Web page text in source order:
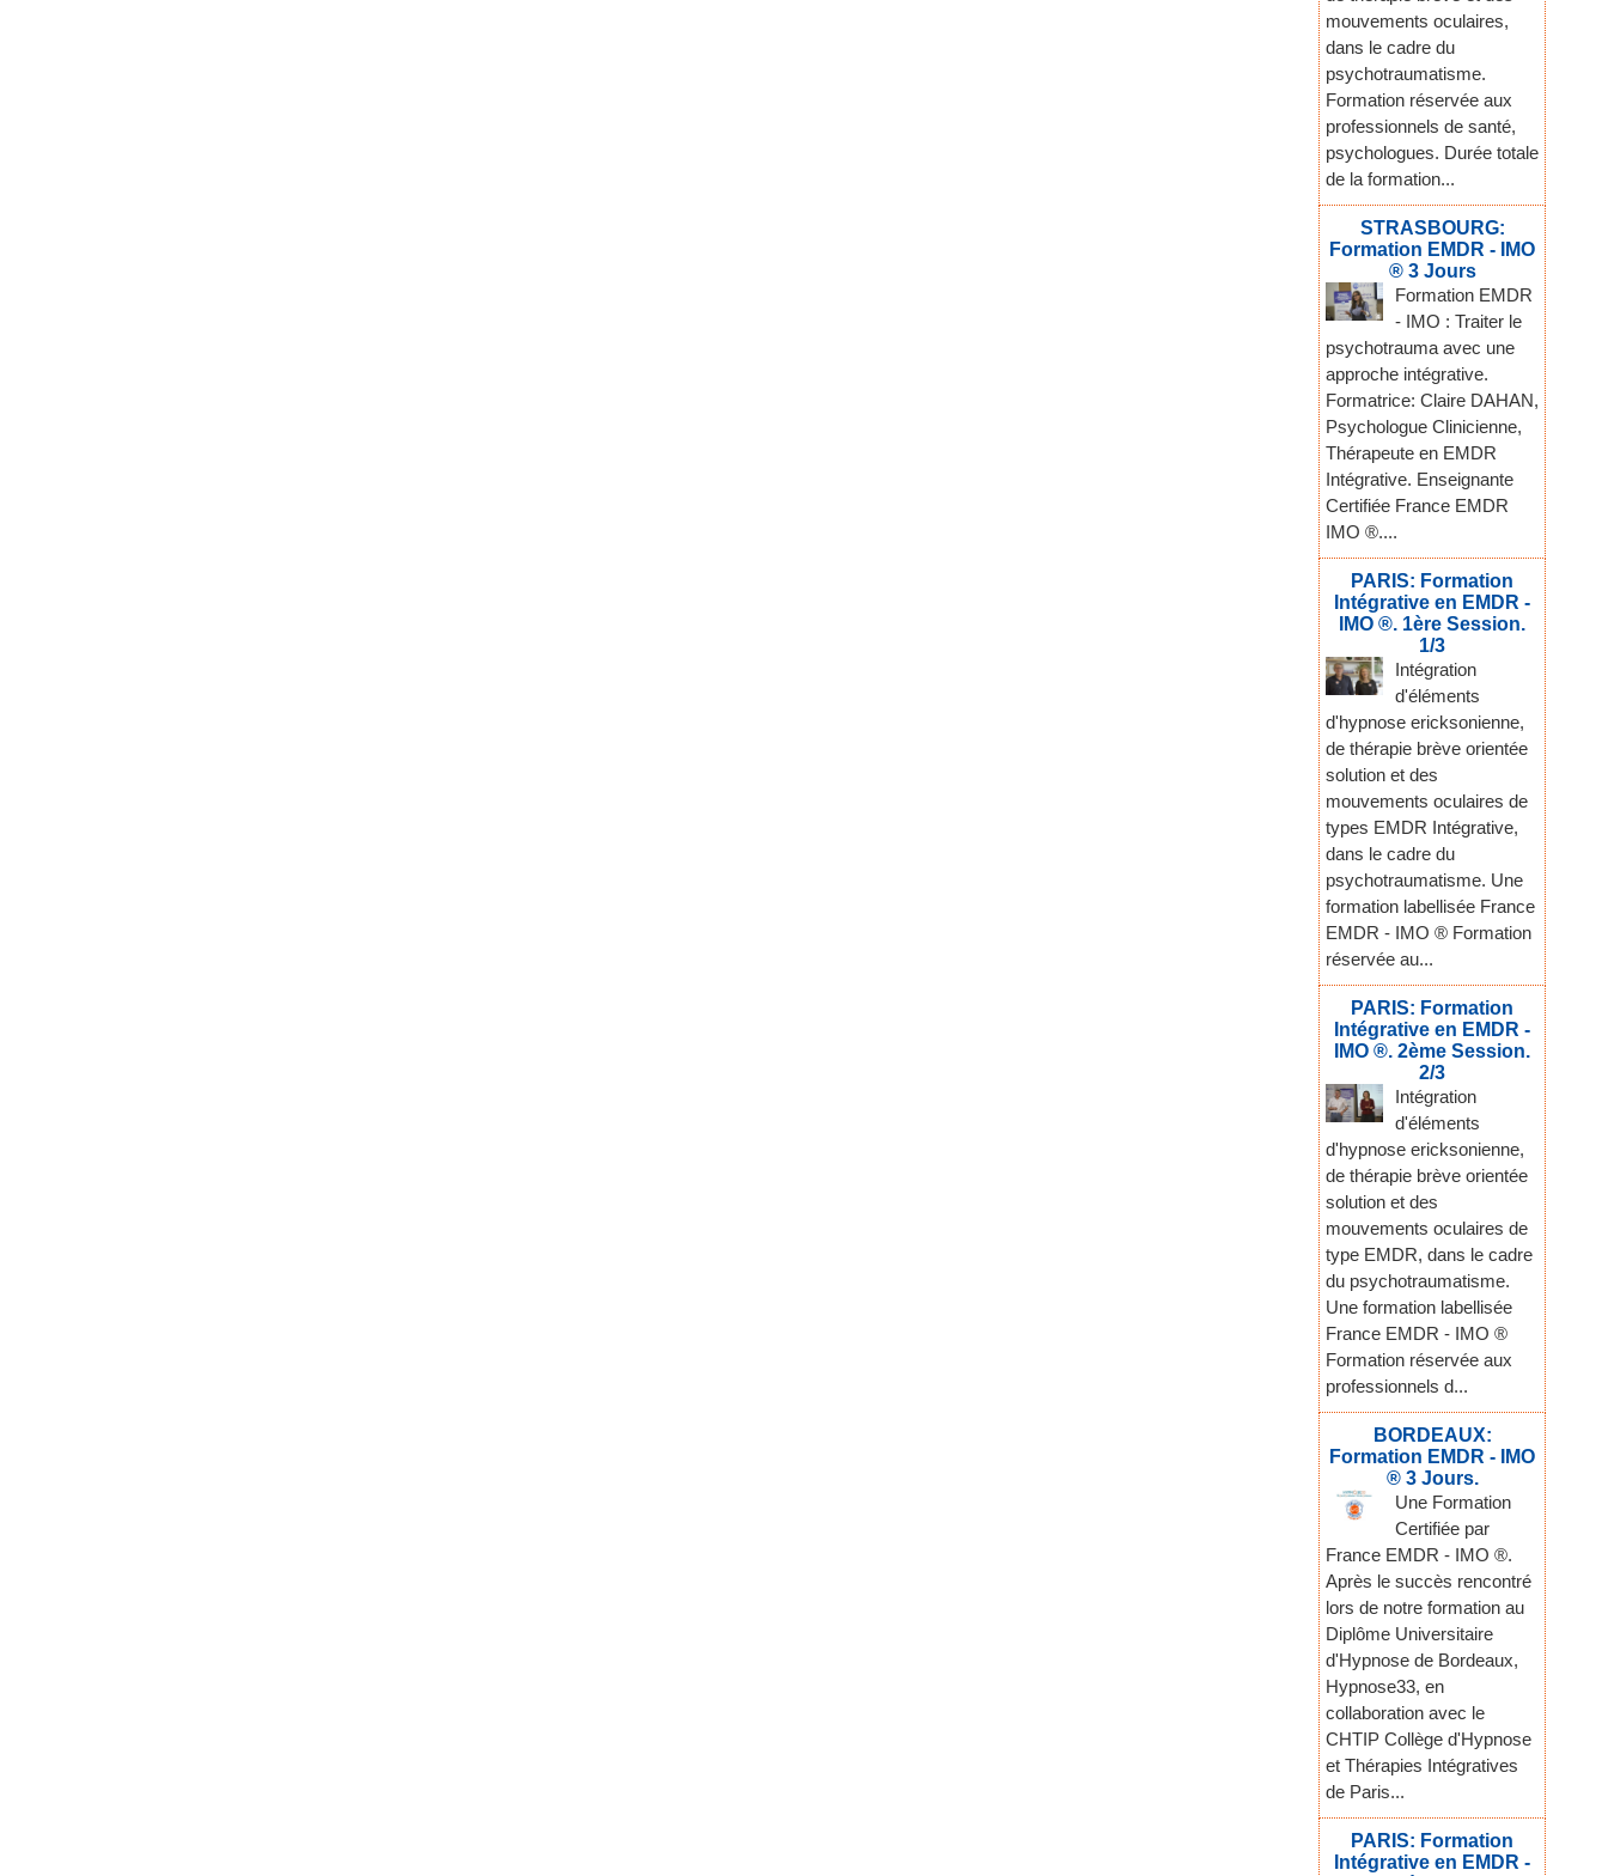
mouvements oculaires,
dans le cadre du
psychotraumatisme.
Formation réservée aux
professionnels de santé,
psychologues. Durée totale
de la formation...
STRASBOURG:
Formation EMDR - IMO
® 3 Jours
Formation EMDR
- IMO : Traiter le
psychotrauma avec une
approche intégrative.
Formatrice: Claire DAHAN,
Psychologue Clinicienne,
Thérapeute en EMDR
Intégrative. Enseignante
Certifiée France EMDR
IMO ®....
PARIS: Formation
Intégrative en EMDR -
IMO ®. 1ère Session.
1/3
Intégration
d'éléments
d'hypnose ericksonienne,
de thérapie brève orientée
solution et des
mouvements oculaires de
types EMDR Intégrative,
dans le cadre du
psychotraumatisme. Une
formation labellisée France
EMDR - IMO ® Formation
réservée au...
PARIS: Formation
Intégrative en EMDR -
IMO ®. 2ème Session.
2/3
Intégration
d'éléments
d'hypnose ericksonienne,
de thérapie brève orientée
solution et des
mouvements oculaires de
type EMDR, dans le cadre
du psychotraumatisme.
Une formation labellisée
France EMDR - IMO ®
Formation réservée aux
professionnels d...
BORDEAUX:
Formation EMDR - IMO
® 3 Jours.
Une Formation
Certifiée par
France EMDR - IMO ®.
Après le succès rencontré
lors de notre formation au
Diplôme Universitaire
d'Hypnose de Bordeaux,
Hypnose33, en
collaboration avec le
CHTIP Collège d'Hypnose
et Thérapies Intégratives
de Paris...
PARIS: Formation
Intégrative en EMDR -